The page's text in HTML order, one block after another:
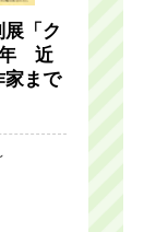
展「ク
年 近
家まで